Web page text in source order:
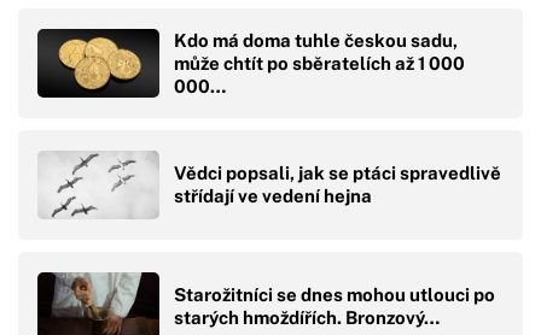
Kdo má doma tuhle českou sadu,
může chtít po sběratelích až 1 000
000…
Vědci popsali, jak se ptáci spravedlivě
střídají ve vedení hejna
Starožitníci se dnes mohou utlouci po
starých hmoždířích. Bronzový…